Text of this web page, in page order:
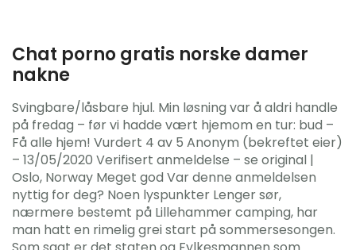
Chat porno gratis norske damer
nakne
Svingbare/låsbare hjul. Min løsning var å aldri handle
på fredag – før vi hadde vært hjemom en tur: bud –
Få alle hjem! Vurdert 4 av 5 Anonym (bekreftet eier)
– 13/05/2020 Verifisert anmeldelse – se original |
Oslo, Norway Meget god Var denne anmeldelsen
nyttig for deg? Noen lyspunkter Lenger sør,
nærmere bestemt på Lillehammer camping, har
man hatt en rimelig grei start på sommersesongen.